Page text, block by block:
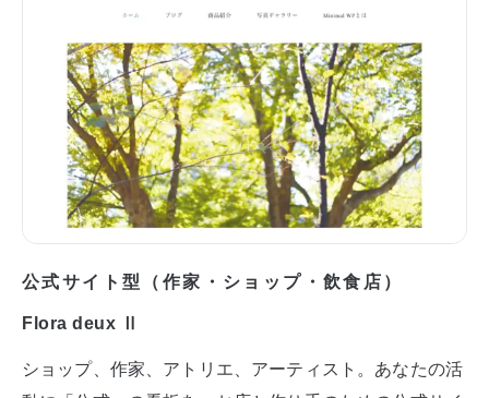
公式サイト型（作家・ショップ・飲食店）
Flora deux Ⅱ
ショップ、作家、アトリエ、アーティスト。あなたの活